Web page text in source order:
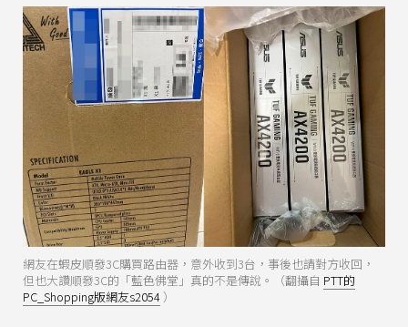
網友在蝦皮順發3C購買路由器，意外收到3台，事後也請對方收回，
但也大讚順發3C的「藍色佛堂」真的不是傳說。（翻攝自 PTT的
PC_Shopping版網友s2054 ）